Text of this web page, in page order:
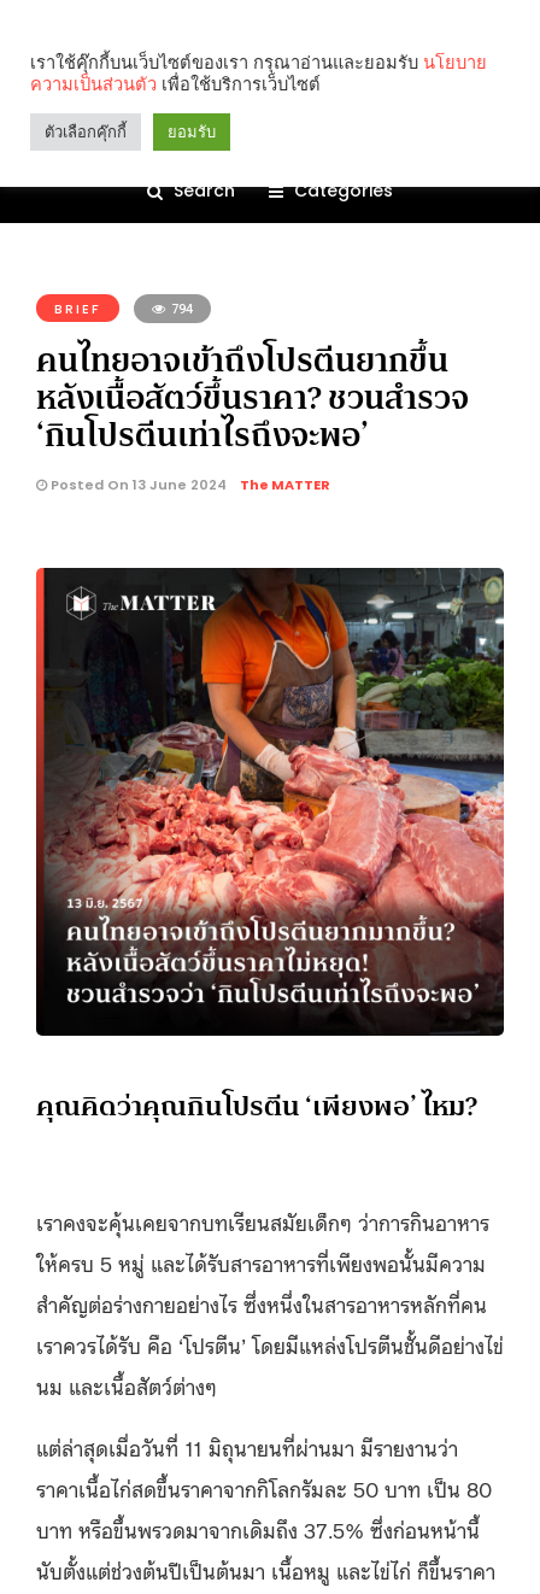
Search Categories
BRIEF 794
คนไทยอาจเข้าถึงโปรตีนยากขึ้น
หลังเนื้อสัตว์ขึ้นราคา? ชวนสำรวจ
‘กินโปรตีนเท่าไรถึงจะพอ’
Posted On 13 June 2024 The MATTER
คุณคิดว่าคุณกินโปรตีน ‘เพียงพอ’ ไหม?
เราคงจะคุ้นเคยจากบทเรียนสมัยเด็กๆ ว่าการกินอาหาร
ให้ครบ 5 หมู่ และได้รับสารอาหารที่เพียงพอนั้นมีความ
สำคัญต่อร่างกายอย่างไร ซึ่งหนึ่งในสารอาหารหลักที่คน
เราควรได้รับ คือ ‘โปรตีน’ โดยมีแหล่งโปรตีนชั้นดีอย่างไข่
นม และเนื้อสัตว์ต่างๆ
แต่ล่าสุดเมื่อวันที่ 11 มิถุนายนที่ผ่านมา มีรายงานว่า
ราคาเนื้อไก่สดขึ้นราคาจากกิโลกรัมละ 50 บาท เป็น 80
บาท หรือขึ้นพรวดมาจากเดิมถึง 37.5% ซึ่งก่อนหน้านี้
นับตั้งแต่ช่วงต้นปีเป็นต้นมา เนื้อหมู และไข่ไก่ ก็ขึ้นราคา
เราใช้คุ๊กกี้บนเว็บไซต์ของเรา กรุณาอ่านและยอมรับ นโยบาย
ความเป็นส่วนตัว เพื่อใช้บริการเว็บไซต์
ตัวเลือกคุ๊กกี้ ยอมรับ